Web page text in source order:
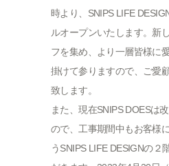
時より、SNIPS LIFE
ルオープンいたします。新
フを集め、より一層皆様に
掛けて参りますので、ご愛
致します。
また、現在SNIPS DOESは
ので、工事期間中もお客様
うSNIPS LIFE DESIGNの２